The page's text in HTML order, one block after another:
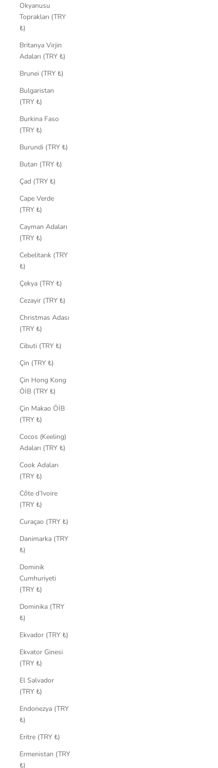
Okyanusu
Toprakları (TRY
₺)
Britanya Virjin
Adaları (TRY ₺)
Brunei (TRY ₺)
Bulgaristan
(TRY ₺)
Burkina Faso
(TRY ₺)
Burundi (TRY ₺)
Butan (TRY ₺)
Çad (TRY ₺)
Cape Verde
(TRY ₺)
Cayman Adaları
(TRY ₺)
Cebelitarık (TRY
₺)
Çekya (TRY ₺)
Cezayir (TRY ₺)
Christmas Adası
(TRY ₺)
Cibuti (TRY ₺)
Çin (TRY ₺)
Çin Hong Kong
ÖİB (TRY ₺)
Çin Makao ÖİB
(TRY ₺)
Cocos (Keeling)
Adaları (TRY ₺)
Cook Adaları
(TRY ₺)
Côte d’Ivoire
(TRY ₺)
Curaçao (TRY ₺)
Danimarka (TRY
₺)
Dominik
Cumhuriyeti
(TRY ₺)
Dominika (TRY
₺)
Ekvador (TRY ₺)
Ekvator Ginesi
(TRY ₺)
El Salvador
(TRY ₺)
Endonezya (TRY
₺)
Eritre (TRY ₺)
Ermenistan (TRY
₺)